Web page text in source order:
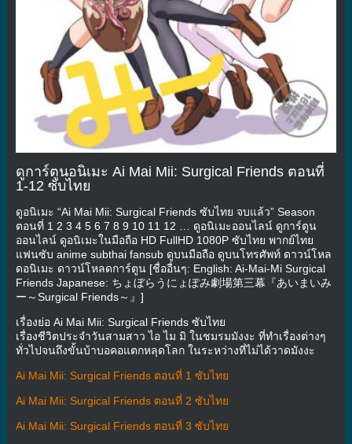
ดูการ์ตูนอนิเมะ Ai Mai Mii: Surgical Friends ตอนที่
1-12 ซับไทย
ดูอนิเมะ “Ai Mai Mii: Surgical Friends ซับไทย จบแล้ว” Season
ตอนที่ 1 2 3 4 5 6 7 8 9 10 11 12 … ดูอนิเมะออนไลน์ ดูการ์ตูน
ออนไลน์ ดูอนิเมะในมือถือ HD FullHD 1080P ซับไทย พากย์ไทย
แฟนซับ anime subthai fansub ดูบนมือถือ ดูบนโทรศัพท์ ดาวน์โหล
ดอนิเมะ ดาวน์โหลดการ์ตูน [ชื่ออื่นๆ: English: Ai-Mai-Mi Surgical
Friends Japanese: ちょぼらうにょぽみ劇場第三幕『あいまいみ
ー～Surgical Friends～』]
เรื่องย่อ Ai Mai Mii: Surgical Friends ซับไทย
เรื่องชีวิตประจำวันสามสาว ไอ ไม มิ ในชมรมมังงะ ที่ทำเรื่องต่างๆ
ทั่วไปจนถึงขั้นบ้าบอคอแตกหลุดโลก ในระหว่างที่ไม่ได้วาดมังงะ
Ai Mai Mii: Surgical Friends ตอนที่ 1 ซับไทย
Ai Mai Mii: Surgical Friends ตอนที่ 2 ซับไทย
Ai Mai Mii: Surgical Friends ตอนที่ 3 ซับไทย